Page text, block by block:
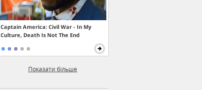
Captain America: Civil War - In My
Culture, Death Is Not The End
Показати більше